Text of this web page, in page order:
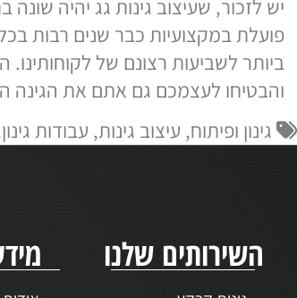
גינות מתמחים בכל
שעיצוב גינות גג יהיה שונה
במקצועיות כבר שנים רבות בכל
לשביעות רצונם של לקוחותינו.
לעצמכם גם אתם את הגינה